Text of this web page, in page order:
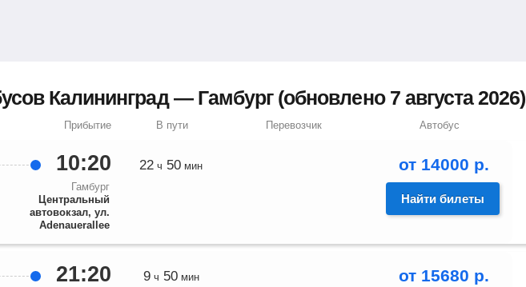
Калининград — Гамбург (обновлено 7 августа 2026)
Прибытие В пути Перевозчик Автобус
10:20
Гамбург
Центральный
автовокзал, ул.
Adenauerallee
22 ч 50 мин от 14000 р.
Найти билеты
21:20 9ч 50мин от 15680 р.